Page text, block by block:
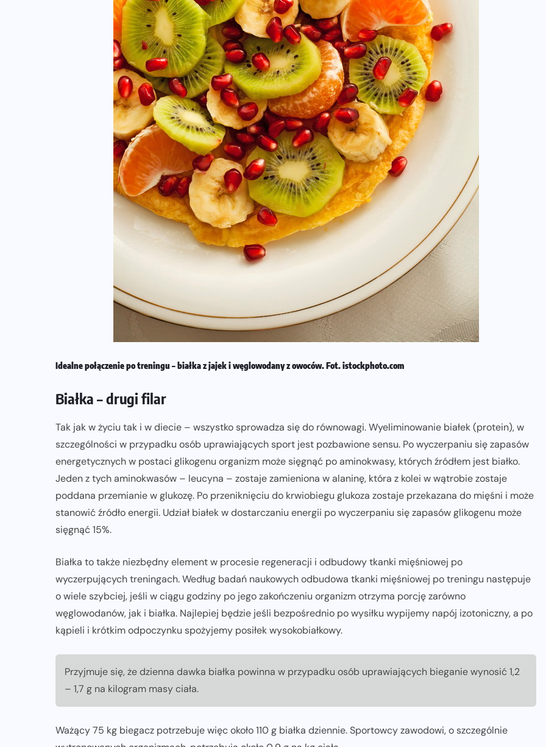
Idealne połączenie po treningu – białka z jajek i węglowodany z owoców. Fot. istockphoto.com
Białka – drugi filar
Tak jak w życiu tak i w diecie – wszystko sprowadza się do równowagi. Wyeliminowanie białek (protein), w
szczególności w przypadku osób uprawiających sport jest pozbawione sensu. Po wyczerpaniu się zapasów
energetycznych w postaci glikogenu organizm może sięgnąć po aminokwasy, których źródłem jest białko.
Jeden z tych aminokwasów – leucyna – zostaje zamieniona w alaninę, która z kolei w wątrobie zostaje
poddana przemianie w glukozę. Po przeniknięciu do krwiobiegu glukoza zostaje przekazana do mięśni i może
stanowić źródło energii. Udział białek w dostarczaniu energii po wyczerpaniu się zapasów glikogenu może
sięgnąć 15%.
Białka to także niezbędny element w procesie regeneracji i odbudowy tkanki mięśniowej po
wyczerpujących treningach. Według badań naukowych odbudowa tkanki mięśniowej po treningu następuje
o wiele szybciej, jeśli w ciągu godziny po jego zakończeniu organizm otrzyma porcję zarówno
węglowodanów, jak i białka. Najlepiej będzie jeśli bezpośrednio po wysiłku wypijemy napój izotoniczny, a po
kąpieli i krótkim odpoczynku spożyjemy posiłek wysokobiałkowy.
Przyjmuje się, że dzienna dawka białka powinna w przypadku osób uprawiających bieganie wynosić 1,2
– 1,7 g na kilogram masy ciała.
Ważący 75 kg biegacz potrzebuje więc około 110 g białka dziennie. Sportowcy zawodowi, o szczególnie